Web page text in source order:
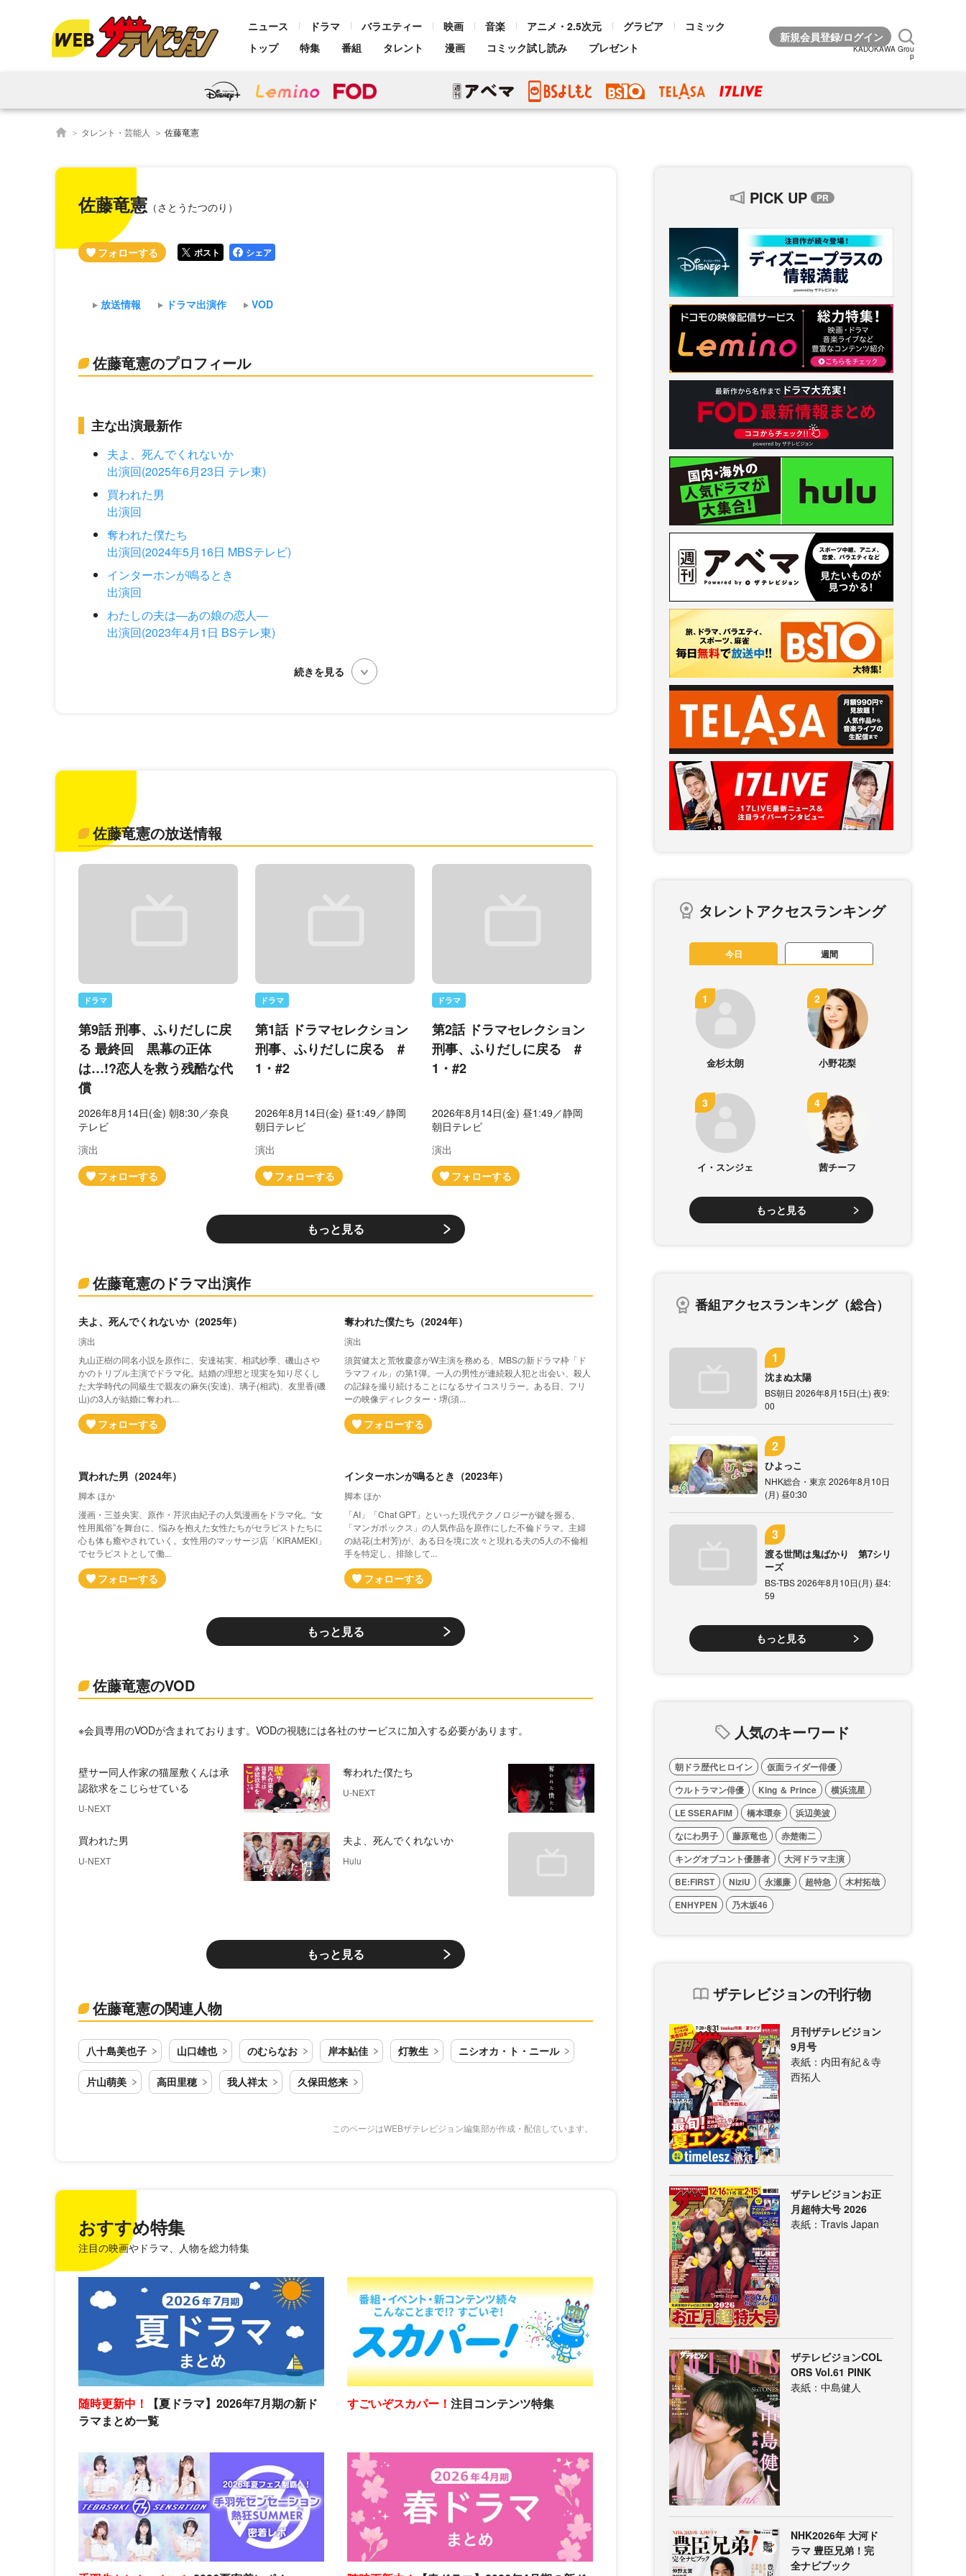
ニュース ドラマ バラエティー 映画 音楽 アニメ・2.5次元 グラビア
コミック
トップ
特集 番組 タレント 漫画 コミック試し読み プレゼント KADOKAWA Grou
p
タレント・芸能人 佐藤竜憲
佐藤竜憲 （さとうたつのり）
ポスト シェア
放送情報 ドラマ出演作 VOD
佐藤竜憲のプロフィール
主な出演最新作
夫よ、死んでくれないか
出演回(2025年6月23日 テレ東)
買われた男
出演回
奪われた僕たち
出演回(2024年5月16日 MBSテレビ)
インターホンが鳴るとき
出演回
わたしの夫は―あの娘の恋人―
出演回(2023年4月1日 BSテレ東)
佐藤竜憲の放送情報
ドラマ
第9話 刑事、ふりだしに戻
る 最終回 黒幕の正体
は…!?恋人を救う残酷な代
償
2026年8月14日(金) 朝8:30／奈良
テレビ
演出
ドラマ
第1話 ドラマセレクション
刑事、ふりだしに戻る #
1・#2
2026年8月14日(金) 昼1:49／静岡
朝日テレビ
演出
ドラマ
第2話 ドラマセレクション
刑事、ふりだしに戻る #
1・#2
2026年8月14日(金) 昼1:49／静岡
朝日テレビ
演出
もっと見る
佐藤竜憲のドラマ出演作
夫よ、死んでくれないか（2025年）
演出
丸山正樹の同名小説を原作に、安達祐実、相武紗季、磯山さや
かのトリプル主演でドラマ化。結婚の理想と現実を知り尽くし
た大学時代の同級生で親友の麻矢(安達)、璃子(相武)、友里香(磯
山)の3人が結婚に奪われ...
奪われた僕たち（2024年）
演出
須賀健太と荒牧慶彦がW主演を務める、MBSの新ドラマ枠「ド
ラマフィル」の第1弾。一人の男性が連続殺人犯と出会い、殺人
の記録を撮り続けることになるサイコスリラー。ある日、フリ
ーの映像ディレクター・堺(須...
買われた男（2024年）
脚本 ほか
漫画・三並央実、原作・芹沢由紀子の人気漫画をドラマ化。“女
性用風俗”を舞台に、悩みを抱えた女性たちがセラピストたちに
心も体も癒やされていく。女性用のマッサージ店「KIRAMEKI」
でセラピストとして働...
インターホンが鳴るとき（2023年）
脚本 ほか
「AI」「Chat GPT」といった現代テクノロジーが鍵を握る、
「マンガボックス」の人気作品を原作にした不倫ドラマ。主婦
の結花(土村芳)が、ある日を境に次々と現れる夫の5人の不倫相
手を特定し、排除して...
もっと見る
佐藤竜憲のVOD
※会員専用のVODが含まれております。VODの視聴には各社のサービスに加入する必要があります。
壁サー同人作家の猫屋敷くんは承
認欲求をこじらせている
U-NEXT
奪われた僕たち
U-NEXT
買われた男
U-NEXT
夫よ、死んでくれないか
Hulu
もっと見る
佐藤竜憲の関連人物
八十島美也子 山口雄也 のむらなお 岸本鮎佳 灯敦生 ニシオカ・ト・ニール
片山萌美 高田里穂 我人祥太 久保田悠来
このページはWEBザテレビジョン編集部が作成・配信しています。
おすすめ特集
注目の映画やドラマ、人物を総力特集
随時更新中！
【夏ドラマ】2026年7月期の新ド
ラマまとめ一覧
すごいぞスカパー！ 注目コンテンツ特集
PICK UP
タレントアクセスランキング
今日 週間
金杉太朗 小野花梨
イ・スンジェ 茜チーフ
もっと見る
番組アクセスランキング（総合）
沈まぬ太陽
BS朝日 2026年8月15日(土) 夜9:
00
ひよっこ
NHK総合・東京 2026年8月10日
(月) 昼0:30
渡る世間は鬼ばかり 第7シリ
ーズ
BS-TBS 2026年8月10日(月) 昼4:
59
もっと見る
人気のキーワード
朝ドラ歴代ヒロイン
仮面ライダー俳優
ウルトラマン俳優
King ＆ Prince
横浜流星
LE SSERAFIM
橋本環奈
浜辺美波
なにわ男子
藤原竜也
赤楚衛二
キングオブコント優勝者
大河ドラマ主演
BE:FIRST
NiziU 永瀬廉 超特急
木村拓哉
ENHYPEN
乃木坂46
ザテレビジョンの刊行物
月刊ザテレビジョン
9月号
表紙：内田有紀＆寺
西拓人
ザテレビジョンお正
月超特大号 2026
表紙：Travis Japan
ザテレビジョンCOL
ORS Vol.61 PINK
表紙：中島健人
NHK2026年 大河ド
ラマ 豊臣兄弟！完
全ナビブック